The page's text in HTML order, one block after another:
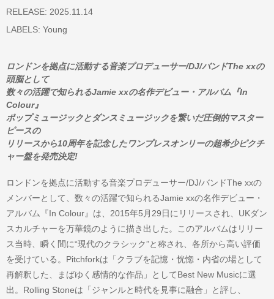
RELEASE: 2025.11.14
LABELS: Young
ロンドンを拠点に活動する音楽プロデューサー/DJ/バンドThe xxの
頭脳として
数々の活躍で知られるJamie xxの名作デビュー・アルバム『In
Colour』
ポップミュージックとダンスミュージックを繋いだ圧倒的マスター
ピースの
リリースから10周年を記念したワンプレスオンリーの超希少ピクチ
ャー盤を発売決定!
ロンドンを拠点に活動する音楽プロデューサー/DJ/バンドThe xxの
メンバーとして、数々の活躍で知られるJamie xxの名作デビュー・
アルバム『In Colour』は、2015年5月29日にリリースされ、UKダン
スカルチャーを万華鏡のように描き出した。このアルバムはリリー
ス当時、瞬く間に“現代のクラシック”と称され、各所から高い評価
を受けている。Pitchforkは「クラブを記憶・恍惚・内省の場として
再解釈した、まばゆく感情的な作品」としてBest New Musicに選
出。Rolling Stoneは「ジャンルと時代を見事に融合」と評し、